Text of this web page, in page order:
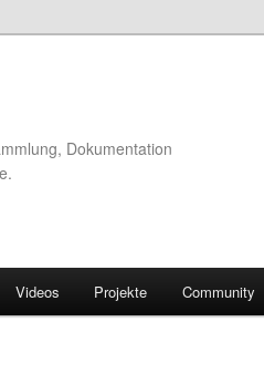
Dokumentation
Videos Projekte Community